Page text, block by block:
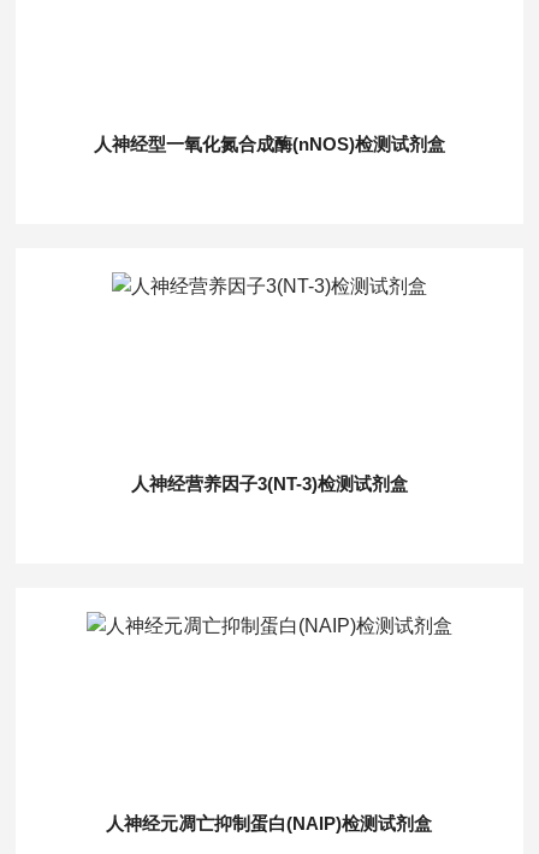
人神经型一氧化氮合成酶(nNOS)检测试剂盒
人神经营养因子3(NT-3)检测试剂盒
人神经元凋亡抑制蛋白(NAIP)检测试剂盒